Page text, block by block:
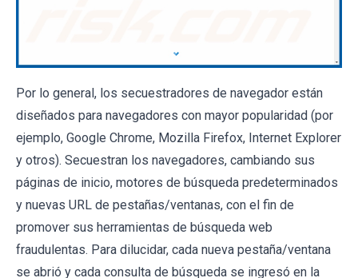
Por lo general, los secuestradores de navegador están
diseñados para navegadores con mayor popularidad (por
ejemplo, Google Chrome, Mozilla Firefox, Internet Explorer
y otros). Secuestran los navegadores, cambiando sus
páginas de inicio, motores de búsqueda predeterminados
y nuevas URL de pestañas/ventanas, con el fin de
promover sus herramientas de búsqueda web
fraudulentas. Para dilucidar, cada nueva pestaña/ventana
se abrió y cada consulta de búsqueda se ingresó en la